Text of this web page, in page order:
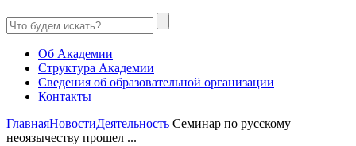
Об Академии
Структура Академии
Сведения об образовательной организации
Контакты
ГлавнаяНовостиДеятельность Семинар по русскому
неоязычеству прошел ...